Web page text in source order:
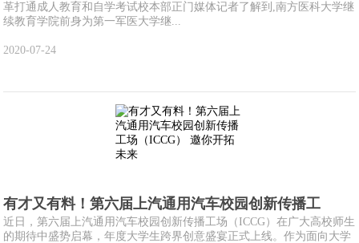
革打通成人教育和自学考试校本部正门媒体记者了解到,南方医科大学继
续教育学院前身为第一军医大学继...
2020-07-24
有才又有料！第六届上汽通用汽车校园创新传播工
近日，第六届上汽通用汽车校园创新传播工场（ICCG）在广大高校师生
的期待中盛势启幕，年度大学生跨界创意盛宴正式上线。作为面向大学